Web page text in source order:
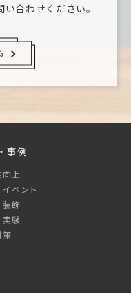
合わせください。
事例
向上
イベント
装飾
実験
策